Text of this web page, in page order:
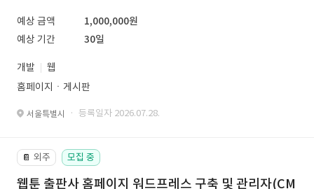
예상 금액
1,000,000원
예상 기간
30일
개발
웹
홈페이지ㆍ게시판
서울특별시 · 등록일자 2026.07.28.
📔 외주 모집 중
웹툰 출판사 홈페이지 워드프레스 구축 및 관리자(CM